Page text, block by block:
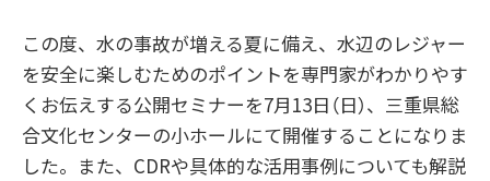
この度、水の事故が増える夏に備え、水辺のレジャー
を安全に楽しむためのポイントを専門家がわかりやす
くお伝えする公開セミナーを7月13日（日）、三重県総
合文化センターの小ホールにて開催することになりま
した。また、CDRや具体的な活用事例についても解説